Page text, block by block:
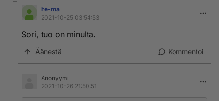
he-ma
2021-10-25 03:54:53
Sori, tuo on minulta.
Äänestä Kommentoi
Anonyymi
2021-10-26 21:50:51